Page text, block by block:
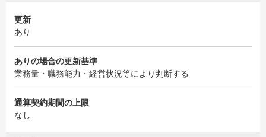
更新
あり
ありの場合の更新基準
業務量・職務能力・経営状況等により判断する
通算契約期間の上限
なし